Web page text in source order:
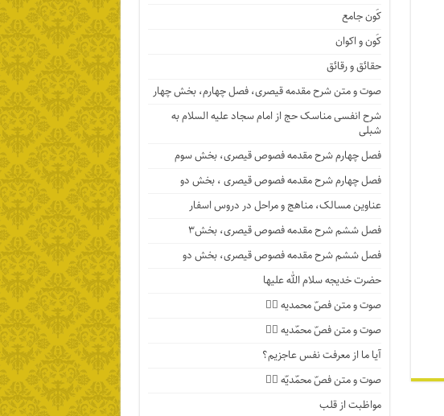
کَون جامع
کَون و اکوان
حقائق و رقائق
صوت و متن شرح مقدمه قیصری، فصل چهارم، بخش چهار
شرح انفسی مناسک حج از امام سجاد علیه السلام به
شبلی
فصل چهارم شرح مقدمه فصوص قیصری، بخش سوم
فصل چهارم شرح مقدمه فصوص قیصری ، بخش دو
عناوین مسالک، مناهج و مراحل در دروس اسفار
فصل ششم شرح مقدمه فصوص قیصری، بخش۳
فصل ششم شرح مقدمه فصوص قیصری، بخش دو
حضرت خدیجه سلام الله علیها
صوت و متن فصّ محمدیه ۴️⃣
صوت و متن فصّ محمّدیه ۳️⃣
آیا ما از معرفت نفس عاجزیم؟
صوت و متن فصّ محمّدیّه ۲️⃣
مواظبت از قلب